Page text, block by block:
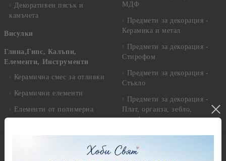
Декоративен пясък и
камъчета
Висулки
Глина,Гипс, Калъпи,
Елементи, Инструменти
Керамична смес за отливки
Керамични елементи
Елементи от полимерна
глина и полирезин
Пластични елементи
Инструменти за моделиране
МДФ
Предмети за декорация -
Керамика и метал
Предмети за декорация -
Стирофом
Предмети за декорация -
Стъкло
Предмети за декорация -
Плат, органза, зебло,
целофан
Пънчове Перфоратори
Перфоратори до 2,50 см